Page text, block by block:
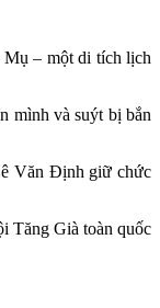
– một di tích lịch
mình và suýt bị bắn
Văn Định giữ chức
Tăng Già toàn quốc